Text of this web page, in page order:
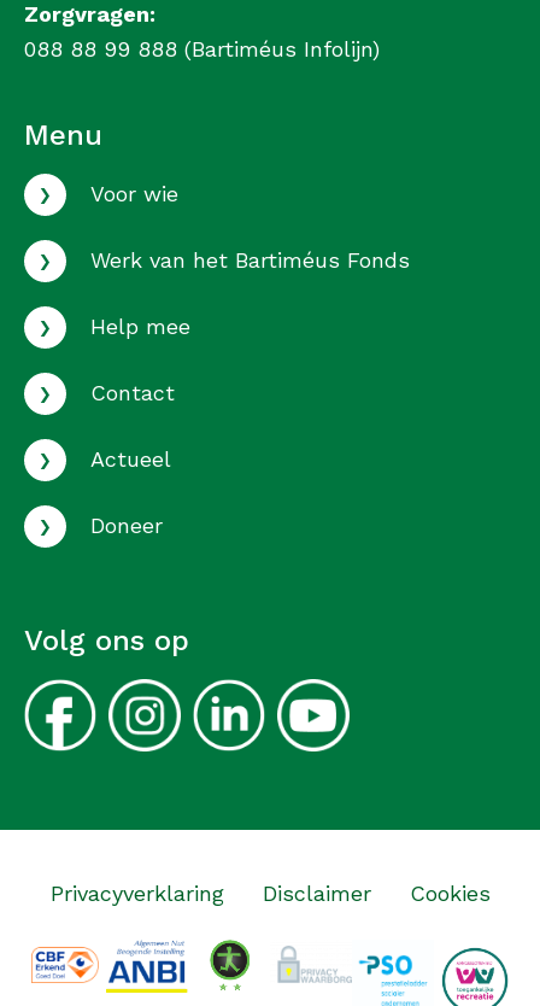
Zorgvragen:
088 88 99 888 (Bartiméus Infolijn)
Menu
› Voor wie
› Werk van het Bartiméus Fonds
› Help mee
› Contact
› Actueel
› Doneer
Volg ons op
Privacyverklaring Disclaimer Cookies